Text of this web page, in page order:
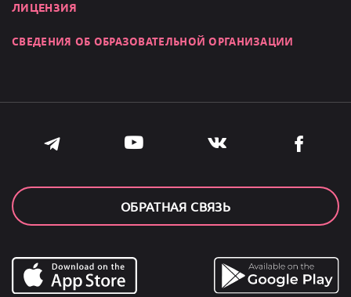
ЛИЦЕНЗИЯ
СВЕДЕНИЯ ОБ ОБРАЗОВАТЕЛЬНОЙ ОРГАНИЗАЦИИ
ОБРАТНАЯ СВЯЗЬ